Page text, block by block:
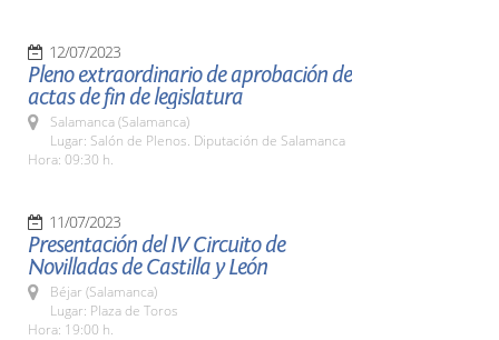
12/07/2023
Pleno extraordinario de aprobación de
actas de fin de legislatura
Salamanca (Salamanca)
Lugar: Salón de Plenos. Diputación de Salamanca
Hora: 09:30 h.
11/07/2023
Presentación del IV Circuito de
Novilladas de Castilla y León
Béjar (Salamanca)
Lugar: Plaza de Toros
Hora: 19:00 h.